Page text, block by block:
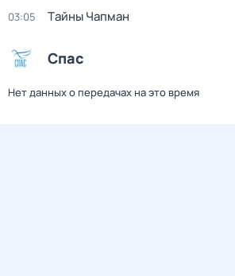
03:05 Тaйны Чапман
Спас
Нет данных о передачах на это время